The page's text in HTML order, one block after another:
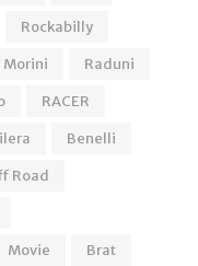
Rockabilly
Morini
Raduni
RACER
Benelli
Road
Movie
Brat